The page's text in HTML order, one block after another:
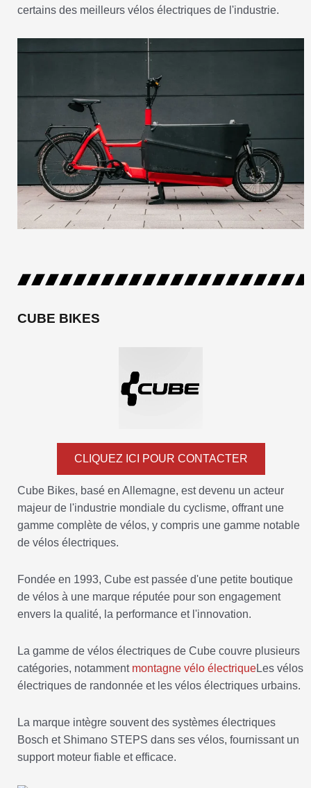
certains des meilleurs vélos électriques de l'industrie.
CUBE BIKES
CLIQUEZ ICI POUR CONTACTER
Cube Bikes, basé en Allemagne, est devenu un acteur
majeur de l'industrie mondiale du cyclisme, offrant une
gamme complète de vélos, y compris une gamme notable
de vélos électriques.
Fondée en 1993, Cube est passée d'une petite boutique
de vélos à une marque réputée pour son engagement
envers la qualité, la performance et l'innovation.
La gamme de vélos électriques de Cube couvre plusieurs
catégories, notamment montagne vélo électriqueLes vélos
électriques de randonnée et les vélos électriques urbains.
La marque intègre souvent des systèmes électriques
Bosch et Shimano STEPS dans ses vélos, fournissant un
support moteur fiable et efficace.